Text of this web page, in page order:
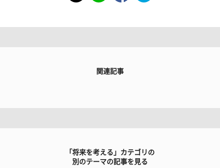
関連記事
「将来を考える」カテゴリの
別のテーマの記事を見る